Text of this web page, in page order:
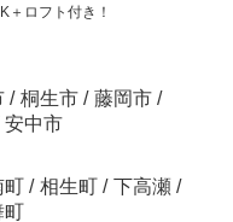
ロフト付き！
/ 桐生市 / 藤岡市 /
安中市
町 / 相生町 / 下高瀬 /
町